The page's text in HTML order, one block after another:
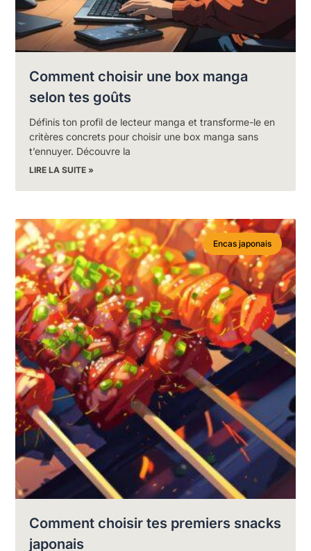
Comment choisir une box manga
selon tes goûts
Définis ton profil de lecteur manga et transforme-le en
critères concrets pour choisir une box manga sans
t’ennuyer. Découvre la
LIRE LA SUITE »
Encas japonais
Comment choisir tes premiers snacks
japonais